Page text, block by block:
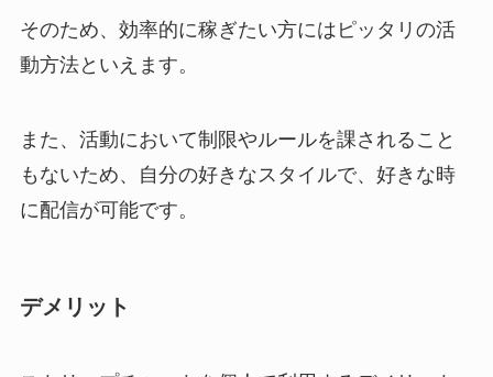
そのため、効率的に稼ぎたい方にはピッタリの活
動方法といえます。
また、活動において制限やルールを課されること
もないため、自分の好きなスタイルで、好きな時
に配信が可能です。
デメリット